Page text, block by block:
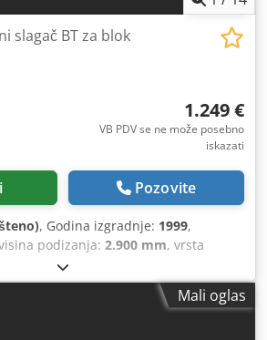
slagač BT za blok
1.249 €
VB PDV se ne može posebno
iskazati
Pozovite
, Godina izgradnje: 1999,
podizanja: 2.900 mm, vrsta
jarbola:
masa:1.300 kg,
Mali oglas